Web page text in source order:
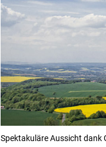
Spektakuläre Aussicht dank